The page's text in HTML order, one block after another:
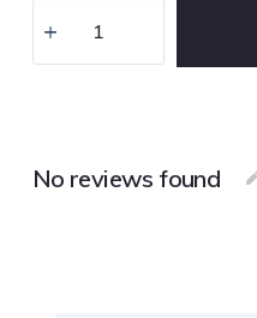
No reviews found